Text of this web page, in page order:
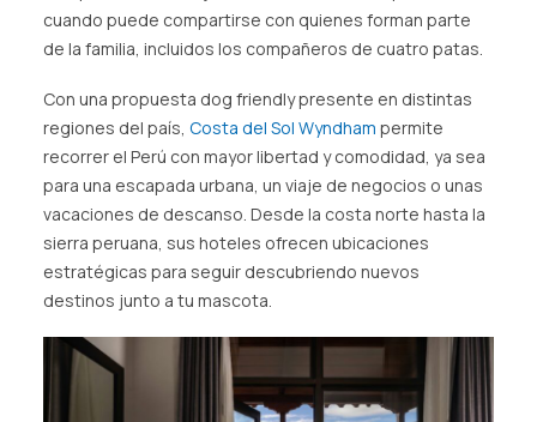
cuando puede compartirse con quienes forman parte
de la familia, incluidos los compañeros de cuatro patas.
Con una propuesta dog friendly presente en distintas
regiones del país, Costa del Sol Wyndham permite
recorrer el Perú con mayor libertad y comodidad, ya sea
para una escapada urbana, un viaje de negocios o unas
vacaciones de descanso. Desde la costa norte hasta la
sierra peruana, sus hoteles ofrecen ubicaciones
estratégicas para seguir descubriendo nuevos
destinos junto a tu mascota.